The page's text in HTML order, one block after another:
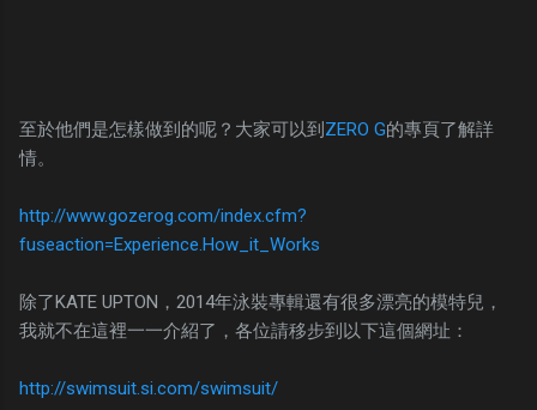
至於他們是怎樣做到的呢？大家可以到 ZERO G的專頁了解詳
情。
http://www.gozerog.com/index.cfm?
fuseaction=Experience.How_it_Works
除了KATE UPTON，2014年泳裝專輯還有很多漂亮的模特兒，
我就不在這裡一一介紹了，各位請移步到以下這個網址：
http://swimsuit.si.com/swimsuit/